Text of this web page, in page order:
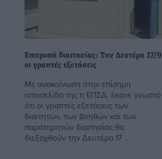
Επιτροπή διαιτησίας: Την Δευτέρα 17/9
οι γραπτές εξετάσεις
Με ανακοίνωση στην επίσημη
ιστοσελίδα της η ΕΠΣΔ, έκανε γνωστό
ότι οι γραπτές εξετάσεις των
διαιτητών, των βοηθών και των
παρατηρητών διαιτησίας θα
διεξαχθούν την Δευτέρα 17 ...